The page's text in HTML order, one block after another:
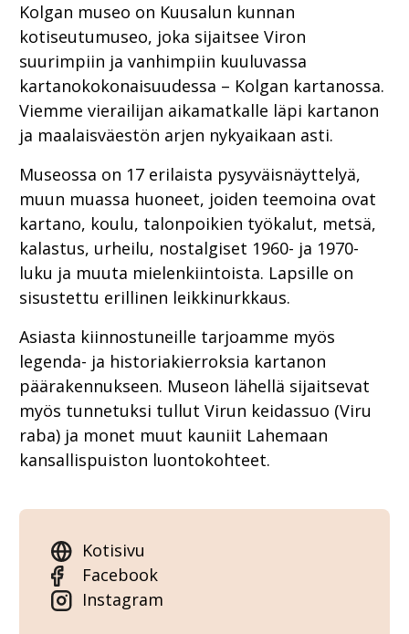
Kolgan museo on Kuusalun kunnan
kotiseutumuseo, joka sijaitsee Viron
suurimpiin ja vanhimpiin kuuluvassa
kartanokokonaisuudessa – Kolgan kartanossa.
Viemme vierailijan aikamatkalle läpi kartanon
ja maalaisväestön arjen nykyaikaan asti.
Museossa on 17 erilaista pysyväisnäyttelyä,
muun muassa huoneet, joiden teemoina ovat
kartano, koulu, talonpoikien työkalut, metsä,
kalastus, urheilu, nostalgiset 1960- ja 1970-
luku ja muuta mielenkiintoista. Lapsille on
sisustettu erillinen leikkinurkkaus.
Asiasta kiinnostuneille tarjoamme myös
legenda- ja historiakierroksia kartanon
päärakennukseen. Museon lähellä sijaitsevat
myös tunnetuksi tullut Virun keidassuo (Viru
raba) ja monet muut kauniit Lahemaan
kansallispuiston luontokohteet.
Kotisivu
Facebook
Instagram